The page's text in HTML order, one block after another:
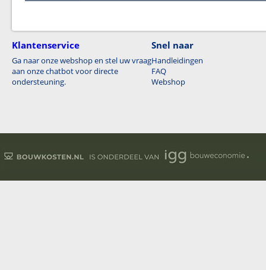
Klantenservice
Ga naar onze webshop en stel uw vraag
aan onze chatbot voor directe
ondersteuning.
Snel naar
Handleidingen
FAQ
Webshop